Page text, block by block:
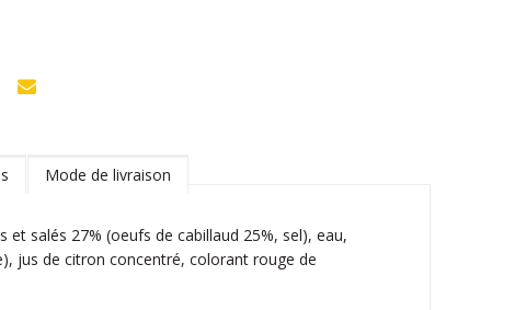
salés 27% (oeufs de cabillaud 25%, sel), eau,
jus de citron concentré, colorant rouge de
Mode de livraison